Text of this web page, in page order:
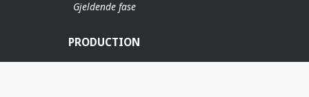
Gjeldende fase
PRODUCTION